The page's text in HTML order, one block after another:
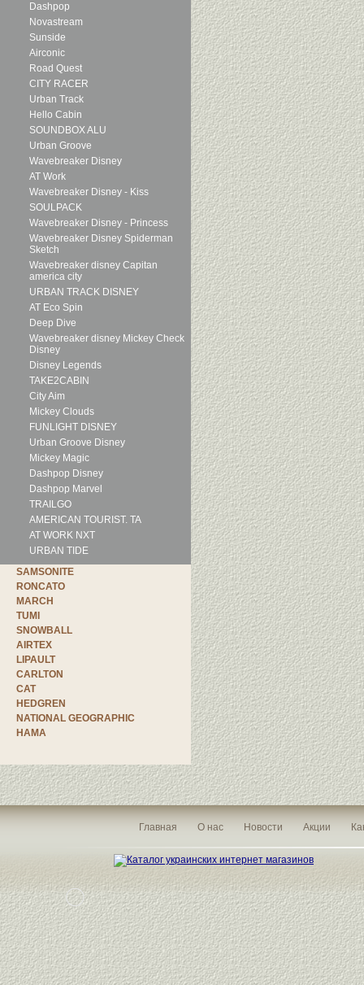
Dashpop
Novastream
Sunside
Airconic
Road Quest
CITY RACER
Urban Track
Hello Cabin
SOUNDBOX ALU
Urban Groove
Wavebreaker Disney
AT Work
Wavebreaker Disney - Kiss
SOULPACK
Wavebreaker Disney - Princess
Wavebreaker Disney Spiderman
Sketch
Wavebreaker disney Capitan
america city
URBAN TRACK DISNEY
AT Eco Spin
Deep Dive
Wavebreaker disney Mickey Check
Disney
Disney Legends
TAKE2CABIN
City Aim
Mickey Clouds
FUNLIGHT DISNEY
Urban Groove Disney
Mickey Magic
Dashpop Disney
Dashpop Marvel
TRAILGO
AMERICAN TOURIST. TA
AT WORK NXT
URBAN TIDE
SAMSONITE
RONCATO
MARCH
TUMI
SNOWBALL
AIRTEX
LIPAULT
CARLTON
CAT
HEDGREN
NATIONAL GEOGRAPHIC
HAMA
Главная О нас Новости Акции